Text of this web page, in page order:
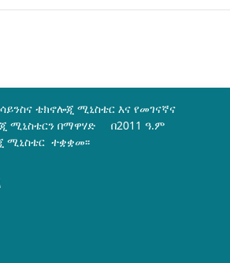
ቴክኖሎጂ ሚኒስቴር እና የመገናኛና
ሚኒስቴርን በማዋሃድ በ2011 ዓ.ም
ሚኒስቴር ተቋቋመ፡፡